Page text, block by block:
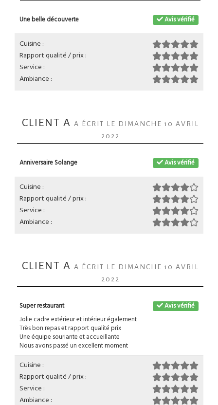
Avis vérifié
Une belle découverte
Cuisine :
Rapport qualité / prix :
Service :
Ambiance :
CLIENT A A ÉCRIT LE DIMANCHE 10 AVRIL
2022
Avis vérifié
Anniversaire Solange
Cuisine :
Rapport qualité / prix :
Service :
Ambiance :
CLIENT A A ÉCRIT LE DIMANCHE 10 AVRIL
2022
Avis vérifié
Super restaurant
Jolie cadre extérieur et intérieur également
Très bon repas et rapport qualité prix
Une équipe souriante et accueillante
Nous avons passé un excellent moment
Cuisine :
Rapport qualité / prix :
Service :
Ambiance :